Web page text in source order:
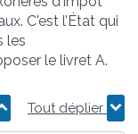
C'est l’État qui
les
le livret A.
Tout déplier